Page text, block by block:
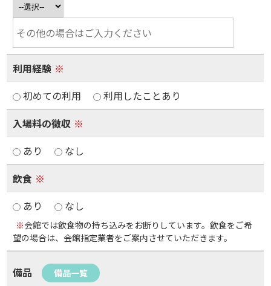
利用経験 ※
初めての利用
利用したことあり
入場料の徴収 ※
あり
なし
飲食 ※
あり
なし
※会館では飲食物の持ち込みをお断りしています。飲食をご希
望の場合は、会館指定業者をご案内させていただきます。
備品 備品一覧